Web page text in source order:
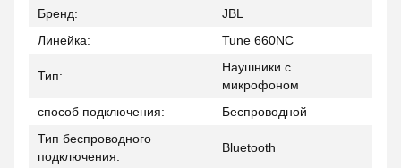
Бренд:
JBL
Линейка:
Tune 660NC
Тип:
Наушники с
микрофоном
способ подключения:
Беспроводной
Тип беспроводного
подключения:
Bluetooth